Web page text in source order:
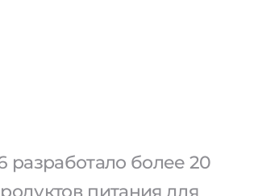
разработало более 20
питания для